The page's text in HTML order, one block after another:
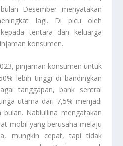
Desember menyatakan
lagi. Di picu oleh
tentara dan keluarga
konsumen.
pinjaman konsumen untuk
lebih tinggi di bandingkan
tanggapan, bank sentral
utama dari 7,5% menjadi
Nabiullina mengatakan
mobil yang berusaha melaju
mungkin cepat, tapi tidak